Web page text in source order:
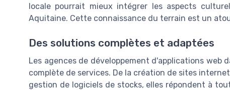
locale pourrait mieux intégrer les aspects
Aquitaine. Cette connaissance du terrain est un
Des solutions complètes et adaptées
Les agences de développement d'applications web
complète de services. De la création de sites
gestion de logiciels de stocks, elles répondent à